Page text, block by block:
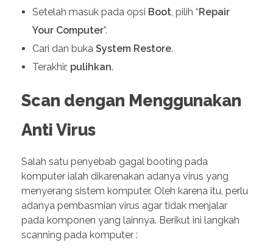
Setelah masuk pada opsi Boot, pilih “Repair
Your Computer”.
Cari dan buka System Restore.
Terakhir, pulihkan.
Scan dengan Menggunakan
Anti Virus
Salah satu penyebab gagal booting pada
komputer ialah dikarenakan adanya virus yang
menyerang sistem komputer. Oleh karena itu, perlu
adanya pembasmian virus agar tidak menjalar
pada komponen yang lainnya. Berikut ini langkah
scanning pada komputer :